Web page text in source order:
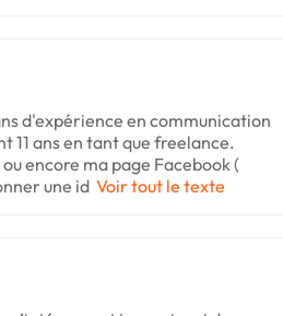
d'expérience en communication
11 ans en tant que freelance.
encore ma page Facebook (
une id Voir tout le texte